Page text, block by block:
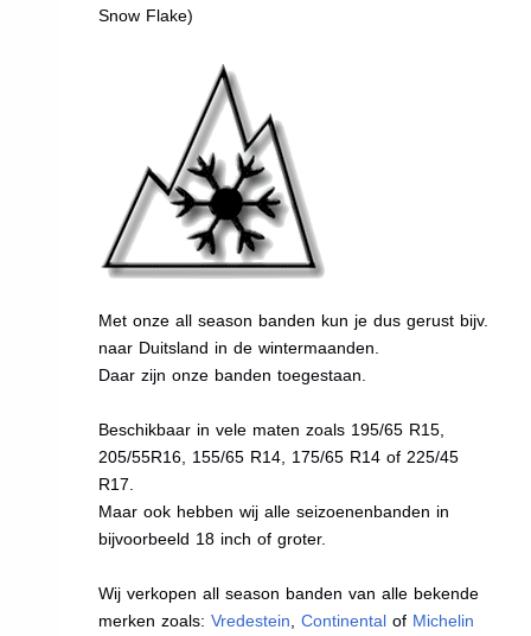
Snow Flake)
Met onze all season banden kun je dus gerust bijv.
naar Duitsland in de wintermaanden.
Daar zijn onze banden toegestaan.
Beschikbaar in vele maten zoals 195/65 R15,
205/55R16, 155/65 R14, 175/65 R14 of 225/45
R17.
Maar ook hebben wij alle seizoenenbanden in
bijvoorbeeld 18 inch of groter.
Wij verkopen all season banden van alle bekende
merken zoals:Vredestein ,Continental of Michelin